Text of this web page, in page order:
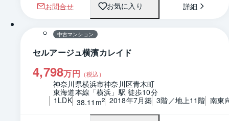
お問合せ お気に入り 詳細
1 / 0 間取り
中古マンション
セルアージュ横濱カレイド
4,798万円 （税込）
神奈川県横浜市神奈川区青木町
東海道本線「横浜」駅 徒歩10分
1LDK 38.11m2 2018年7月築 3階／地上11階 南東